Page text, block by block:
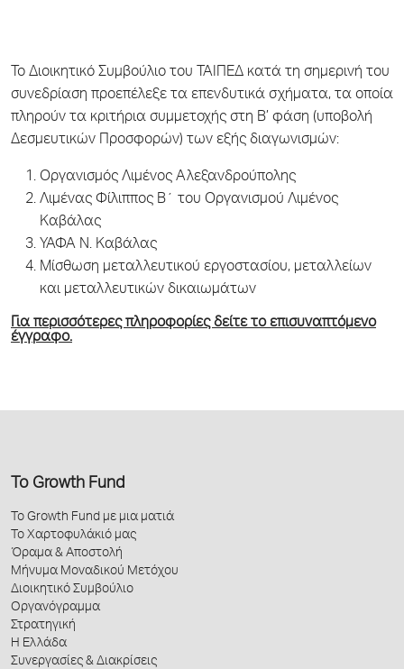
Το Διοικητικό Συμβούλιο του ΤΑΙΠΕΔ κατά τη σημερινή του
συνεδρίαση προεπέλεξε τα επενδυτικά σχήματα, τα οποία
πληρούν τα κριτήρια συμμετοχής στη Β’ φάση (υποβολή
Δεσμευτικών Προσφορών) των εξής διαγωνισμών:
Οργανισμός Λιμένος Αλεξανδρούπολης
Λιμένας Φίλιππος Β΄ του Οργανισμού Λιμένος
Καβάλας
ΥΑΦΑ Ν. Καβάλας
Μίσθωση μεταλλευτικού εργοστασίου, μεταλλείων
και μεταλλευτικών δικαιωμάτων
Για περισσότερες πληροφορίες δείτε το επισυναπτόμενο
έγγραφο.
Το Growth Fund
Το Growth Fund με μια ματιά
Το Χαρτοφυλάκιό μας
Όραμα & Αποστολή
Μήνυμα Μοναδικού Μετόχου
Διοικητικό Συμβούλιο
Οργανόγραμμα
Στρατηγική
Η Ελλάδα
Συνεργασίες & Διακρίσεις